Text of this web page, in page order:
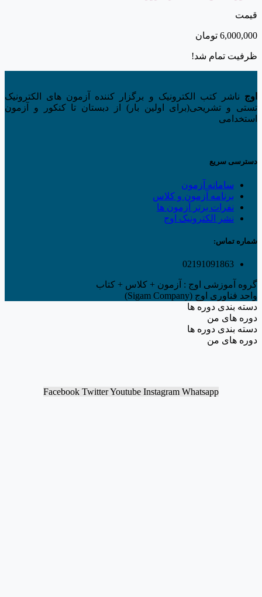
قیمت
6,000,000 تومان
ظرفیت تمام شد!
اوج ناشر کتب الکترونیک و برگزار کننده آزمون های الکترونیک
تستی و تشریحی(برای اولین بار) از دبستان تا کنکور و آزمون
استخدامی
دسترسی سریع
سامانه آزمون
برنامه آزمون و کلاس
نفرات برتر آزمون ها
نشر الکترونیک اوج
شماره تماس:
02191091863
گروه آموزشی اوج : آزمون + کلاس + کتاب
واحد فناوری اوج (Sigam Company)
دسته بندی دوره ها
دوره های من
دسته بندی دوره ها
دوره های من
Facebook TwitterYoutube Instagram Whatsapp